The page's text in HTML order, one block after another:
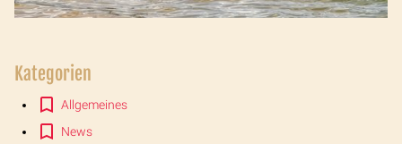
Kategorien
Allgemeines
News